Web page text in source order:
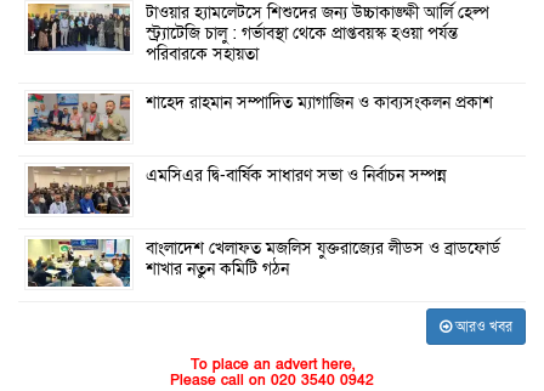
টাওয়ার হ্যামলেটসে শিশুদের জন্য উচ্চাকাঙ্ক্ষী আর্লি হেল্প
স্ট্র্যাটেজি চালু : গর্ভাবস্থা থেকে প্রাপ্তবয়স্ক হওয়া পর্যন্ত
পরিবারকে সহায়তা
শাহেদ রাহমান সম্পাদিত ম্যাগাজিন ও কাব্যসংকলন প্রকাশ
এমসিএর দ্বি-বার্ষিক সাধারণ সভা ও নির্বাচন সম্পন্ন
বাংলাদেশ খেলাফত মজলিস যুক্তরাজ্যের লীডস ও ব্রাডফোর্ড
শাখার নতুন কমিটি গঠন
আরও খবর
To place an advert here,
Please call on 020 3540 0942